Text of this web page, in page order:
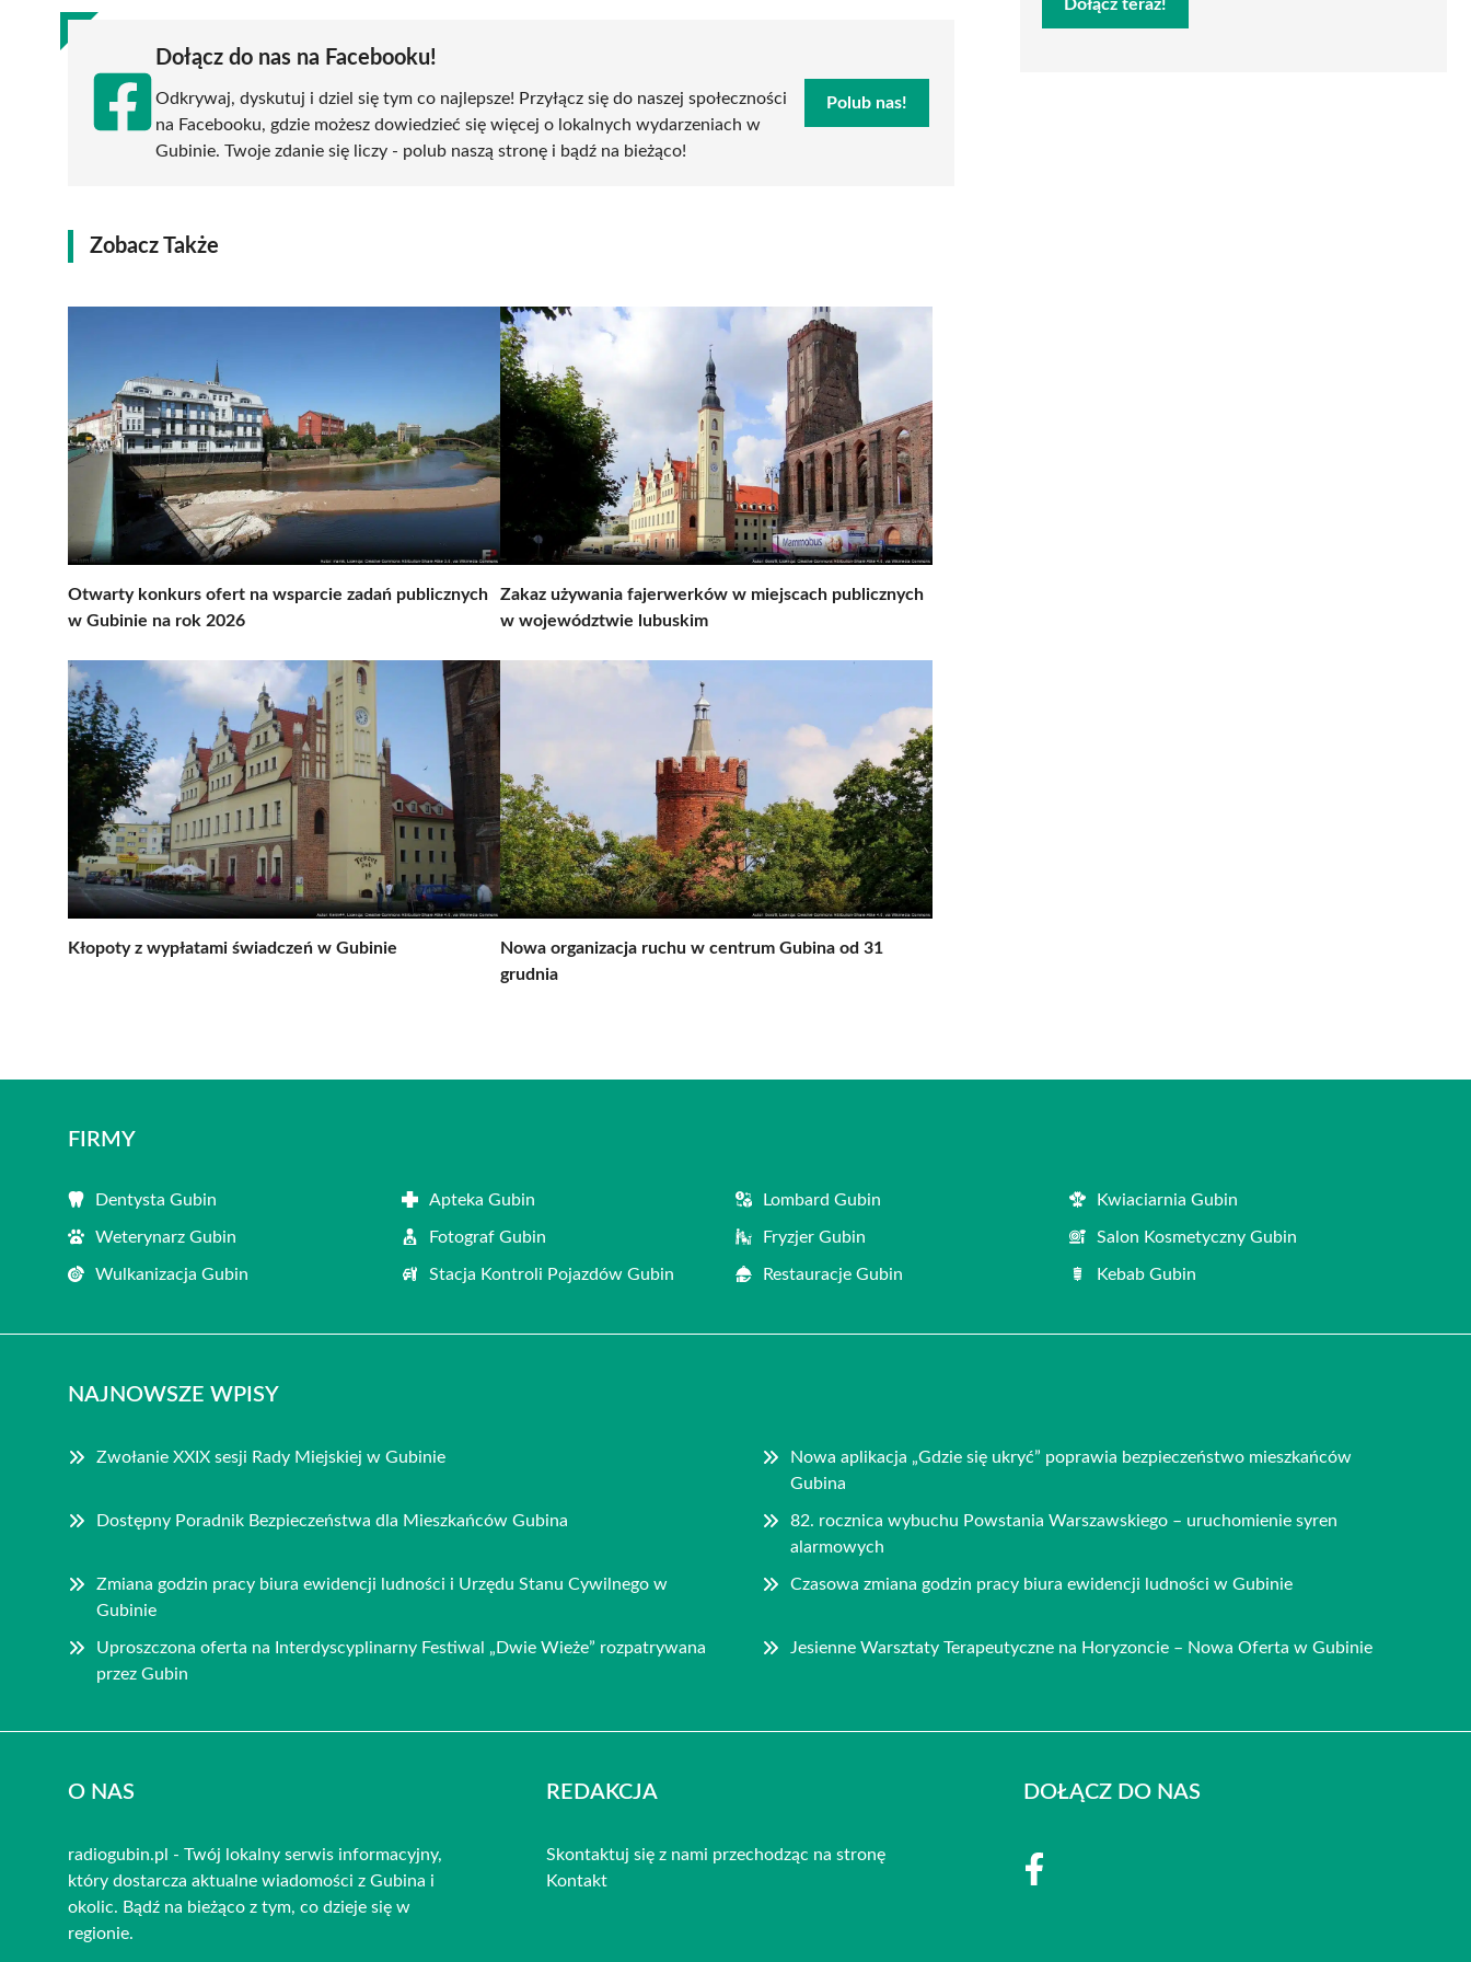
Dołącz do nas na Facebooku!
Odkrywaj, dyskutuj i dziel się tym co najlepsze! Przyłącz się do naszej społeczności
na Facebooku, gdzie możesz dowiedzieć się więcej o lokalnych wydarzeniach w
Gubinie. Twoje zdanie się liczy - polub naszą stronę i bądź na bieżąco!
Polub nas!
Zobacz Także
Otwarty konkurs ofert na wsparcie zadań publicznych
w Gubinie na rok 2026
Zakaz używania fajerwerków w miejscach publicznych
w województwie lubuskim
Kłopoty z wypłatami świadczeń w Gubinie
Nowa organizacja ruchu w centrum Gubina od 31
grudnia
Dołącz teraz!
FIRMY
Dentysta Gubin Apteka Gubin Lombard Gubin Kwiaciarnia Gubin
Weterynarz Gubin Fotograf Gubin Fryzjer Gubin Salon Kosmetyczny Gubin
Wulkanizacja Gubin Stacja Kontroli Pojazdów Gubin Restauracje Gubin Kebab Gubin
NAJNOWSZE WPISY
Zwołanie XXIX sesji Rady Miejskiej w Gubinie
Nowa aplikacja „Gdzie się ukryć” poprawia bezpieczeństwo mieszkańców
Gubina
Dostępny Poradnik Bezpieczeństwa dla Mieszkańców Gubina
82. rocznica wybuchu Powstania Warszawskiego – uruchomienie syren
alarmowych
Zmiana godzin pracy biura ewidencji ludności i Urzędu Stanu Cywilnego w
Gubinie
Czasowa zmiana godzin pracy biura ewidencji ludności w Gubinie
Uproszczona oferta na Interdyscyplinarny Festiwal „Dwie Wieże” rozpatrywana
przez Gubin
Jesienne Warsztaty Terapeutyczne na Horyzoncie – Nowa Oferta w Gubinie
O NAS
radiogubin.pl - Twój lokalny serwis informacyjny,
który dostarcza aktualne wiadomości z Gubina i
okolic. Bądź na bieżąco z tym, co dzieje się w
regionie.
REDAKCJA
Skontaktuj się z nami przechodząc na stronę
Kontakt
DOŁĄCZ DO NAS